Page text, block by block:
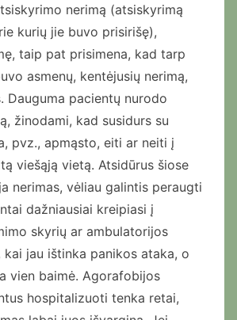
nerimą (atsiskyrimą
kurių jie buvo prisirišę),
taip pat prisimena, kad tarp
asmenų, kentėjusių nerimą,
Dauguma pacientų nurodo
žinodami, kad susidurs su
pvz., apmąsto, eiti ar neiti į
viešąją vietą. Atsidūrus šiose
nerimas, vėliau galintis peraugti
dažniausiai kreipiasi į
skyrių ar ambulatorijos
jau ištinka panikos ataka, o
vien baimė. Agorafobijos
hospitalizuoti tenka retai,